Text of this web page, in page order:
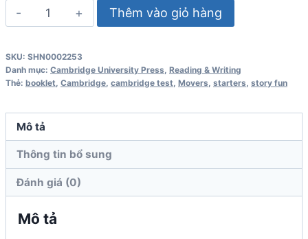
Home
Fun
2
số
Thêm vào giỏ hàng
SKU: SHN0002253
Danh mục: Cambridge University Press Reading & Writing
Thẻ: booklet Cambridge cambridge test Movers starters story fun
Mô tả
Thông tin bổ sung
Đánh giá (0)
Mô tả